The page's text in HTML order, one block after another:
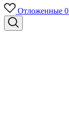
Отложенные 0